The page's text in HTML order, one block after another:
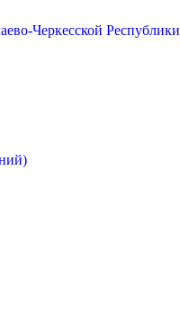
Черкесской Республики